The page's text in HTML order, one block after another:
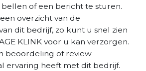
of een bericht te sturen.
overzicht van de
dit bedrijf, zo kunt u snel zien
KLINK voor u kan verzorgen.
beoordeling of review
ervaring heeft met dit bedrijf.